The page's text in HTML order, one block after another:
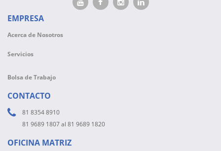
EMPRESA
Acerca de Nosotros
Servicios
Bolsa de Trabajo
CONTACTO
81 8354 8910
81 9689 1807 al 81 9689 1820
OFICINA MATRIZ